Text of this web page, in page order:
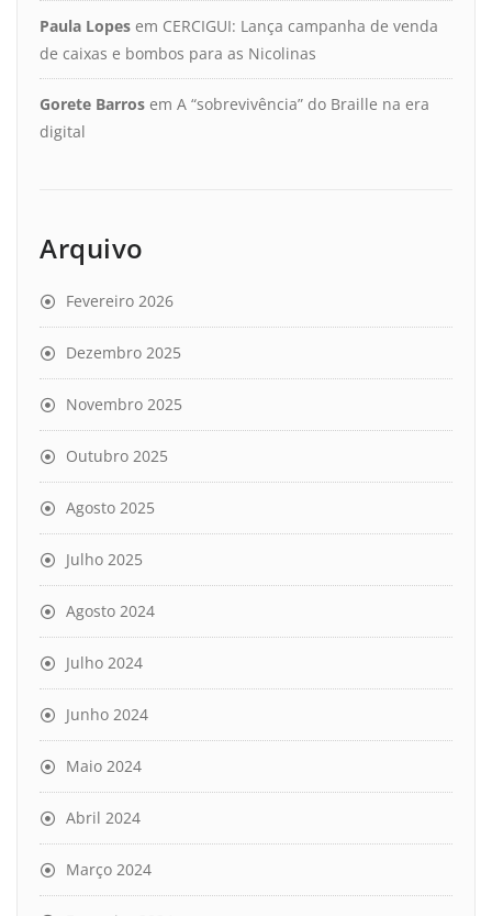
Paula Lopes em CERCIGUI: Lança campanha de venda
de caixas e bombos para as Nicolinas
Gorete Barros em A “sobrevivência” do Braille na era
digital
Arquivo
Fevereiro 2026
Dezembro 2025
Novembro 2025
Outubro 2025
Agosto 2025
Julho 2025
Agosto 2024
Julho 2024
Junho 2024
Maio 2024
Abril 2024
Março 2024